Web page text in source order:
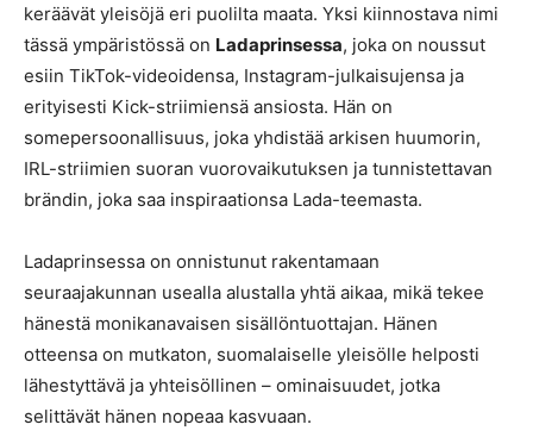
keräävät yleisöjä eri puolilta maata. Yksi kiinnostava nimi
tässä ympäristössä on Ladaprinsessa, joka on noussut
esiin TikTok-videoidensa, Instagram-julkaisujensa ja
erityisesti Kick-striimiensä ansiosta. Hän on
somepersoonallisuus, joka yhdistää arkisen huumorin,
IRL-striimien suoran vuorovaikutuksen ja tunnistettavan
brändin, joka saa inspiraationsa Lada-teemasta.
Ladaprinsessa on onnistunut rakentamaan
seuraajakunnan usealla alustalla yhtä aikaa, mikä tekee
hänestä monikanavaisen sisällöntuottajan. Hänen
otteensa on mutkaton, suomalaiselle yleisölle helposti
lähestyttävä ja yhteisöllinen – ominaisuudet, jotka
selittävät hänen nopeaa kasvuaan.